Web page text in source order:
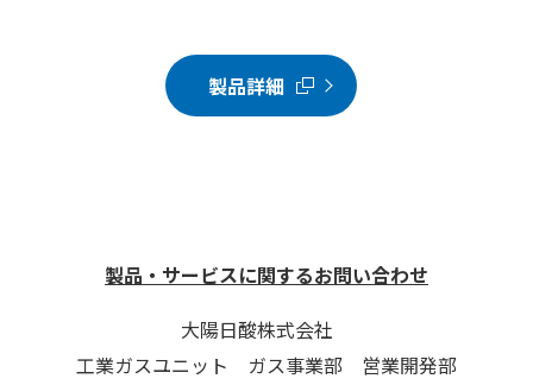
製品詳細
製品・サービスに関するお問い合わせ
大陽日酸株式会社
工業ガスユニット ガス事業部 営業開発部